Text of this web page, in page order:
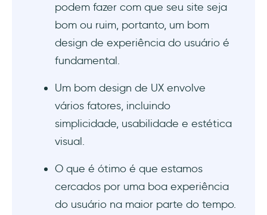
podem fazer com que seu site seja
bom ou ruim, portanto, um bom
design de experiência do usuário é
fundamental.
Um bom design de UX envolve
vários fatores, incluindo
simplicidade, usabilidade e estética
visual.
O que é ótimo é que estamos
cercados por uma boa experiência
do usuário na maior parte do tempo.